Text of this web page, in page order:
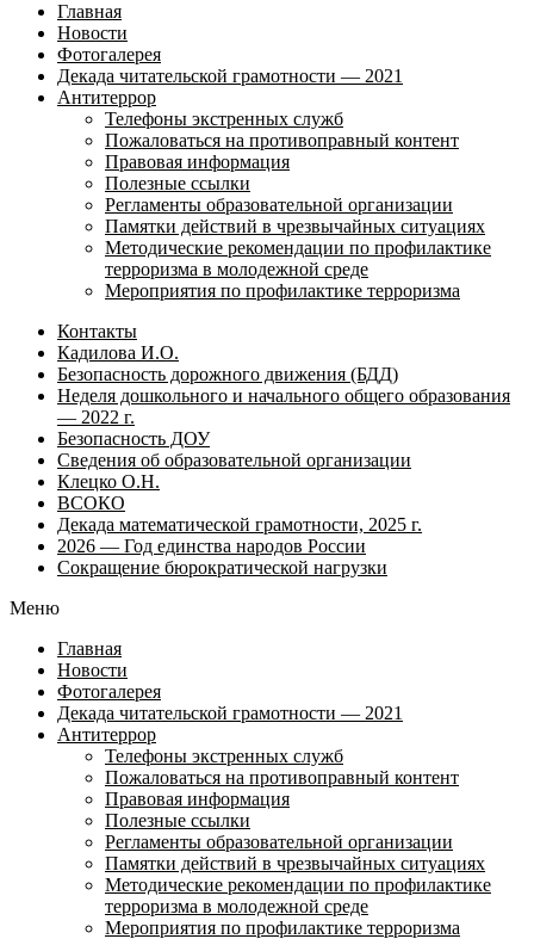
Главная
Новости
Фотогалерея
Декада читательской грамотности — 2021
Антитеррор
Телефоны экстренных служб
Пожаловаться на противоправный контент
Правовая информация
Полезные ссылки
Регламенты образовательной организации
Памятки действий в чрезвычайных ситуациях
Методические рекомендации по профилактике
терроризма в молодежной среде
Мероприятия по профилактике терроризма
Контакты
Кадилова И.О.
Безопасность дорожного движения (БДД)
Неделя дошкольного и начального общего образования
— 2022 г.
Безопасность ДОУ
Сведения об образовательной организации
Клецко О.Н.
ВСОКО
Декада математической грамотности, 2025 г.
2026 — Год единства народов России
Сокращение бюрократической нагрузки
Меню
Главная
Новости
Фотогалерея
Декада читательской грамотности — 2021
Антитеррор
Телефоны экстренных служб
Пожаловаться на противоправный контент
Правовая информация
Полезные ссылки
Регламенты образовательной организации
Памятки действий в чрезвычайных ситуациях
Методические рекомендации по профилактике
терроризма в молодежной среде
Мероприятия по профилактике терроризма